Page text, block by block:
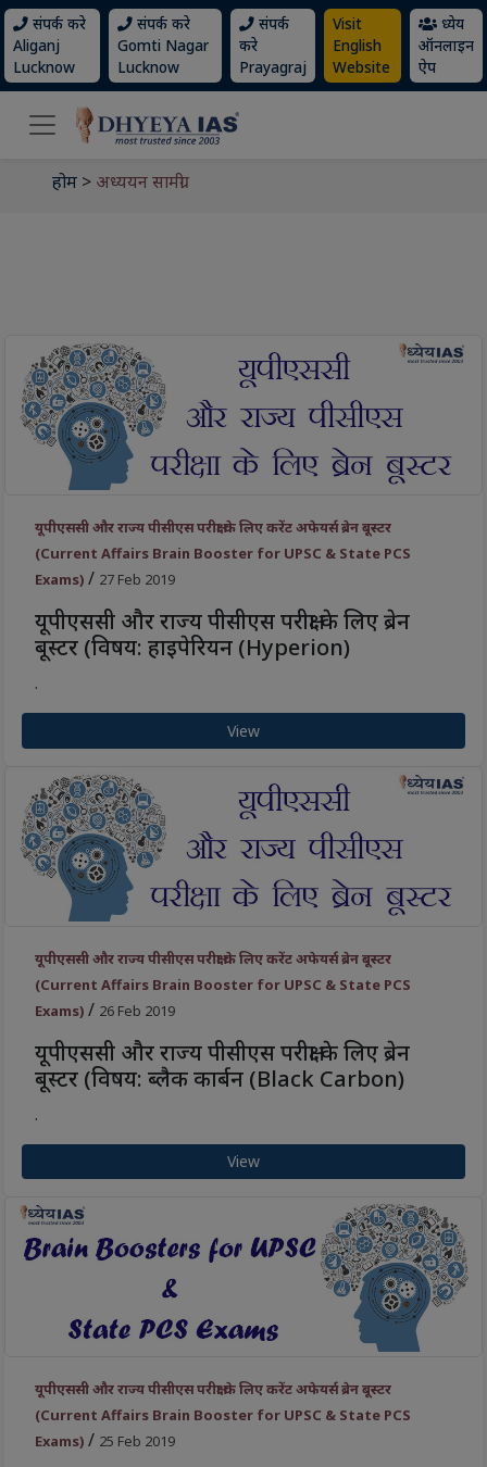
संपर्क करे
Aliganj
Lucknow
संपर्क करे
Gomti Nagar
Lucknow
संपर्क
करे
Prayagraj
Visit
English
Website
ध्येय
ऑनलाइन
ऐप
होम > अध्ययन सामग्री
यूपीएससी और राज्य पीसीएस परीक्षा के लिए करेंट अफेयर्स ब्रेन बूस्टर
(Current Affairs Brain Booster for UPSC & State PCS
Exams) / 27 Feb 2019
यूपीएससी और राज्य पीसीएस परीक्षा के लिए ब्रेन
बूस्टर (विषय: हाइपेरियन (Hyperion)
.
View
यूपीएससी और राज्य पीसीएस परीक्षा के लिए करेंट अफेयर्स ब्रेन बूस्टर
(Current Affairs Brain Booster for UPSC & State PCS
Exams) / 26 Feb 2019
यूपीएससी और राज्य पीसीएस परीक्षा के लिए ब्रेन
बूस्टर (विषय: ब्लैक कार्बन (Black Carbon)
.
View
यूपीएससी और राज्य पीसीएस परीक्षा के लिए करेंट अफेयर्स ब्रेन बूस्टर
(Current Affairs Brain Booster for UPSC & State PCS
Exams) / 25 Feb 2019